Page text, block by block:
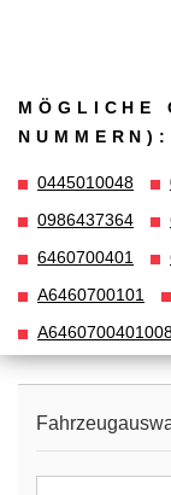
MÖGLICHE
NUMMERN):
0445010048
0986437364
6460700401
A6460700101